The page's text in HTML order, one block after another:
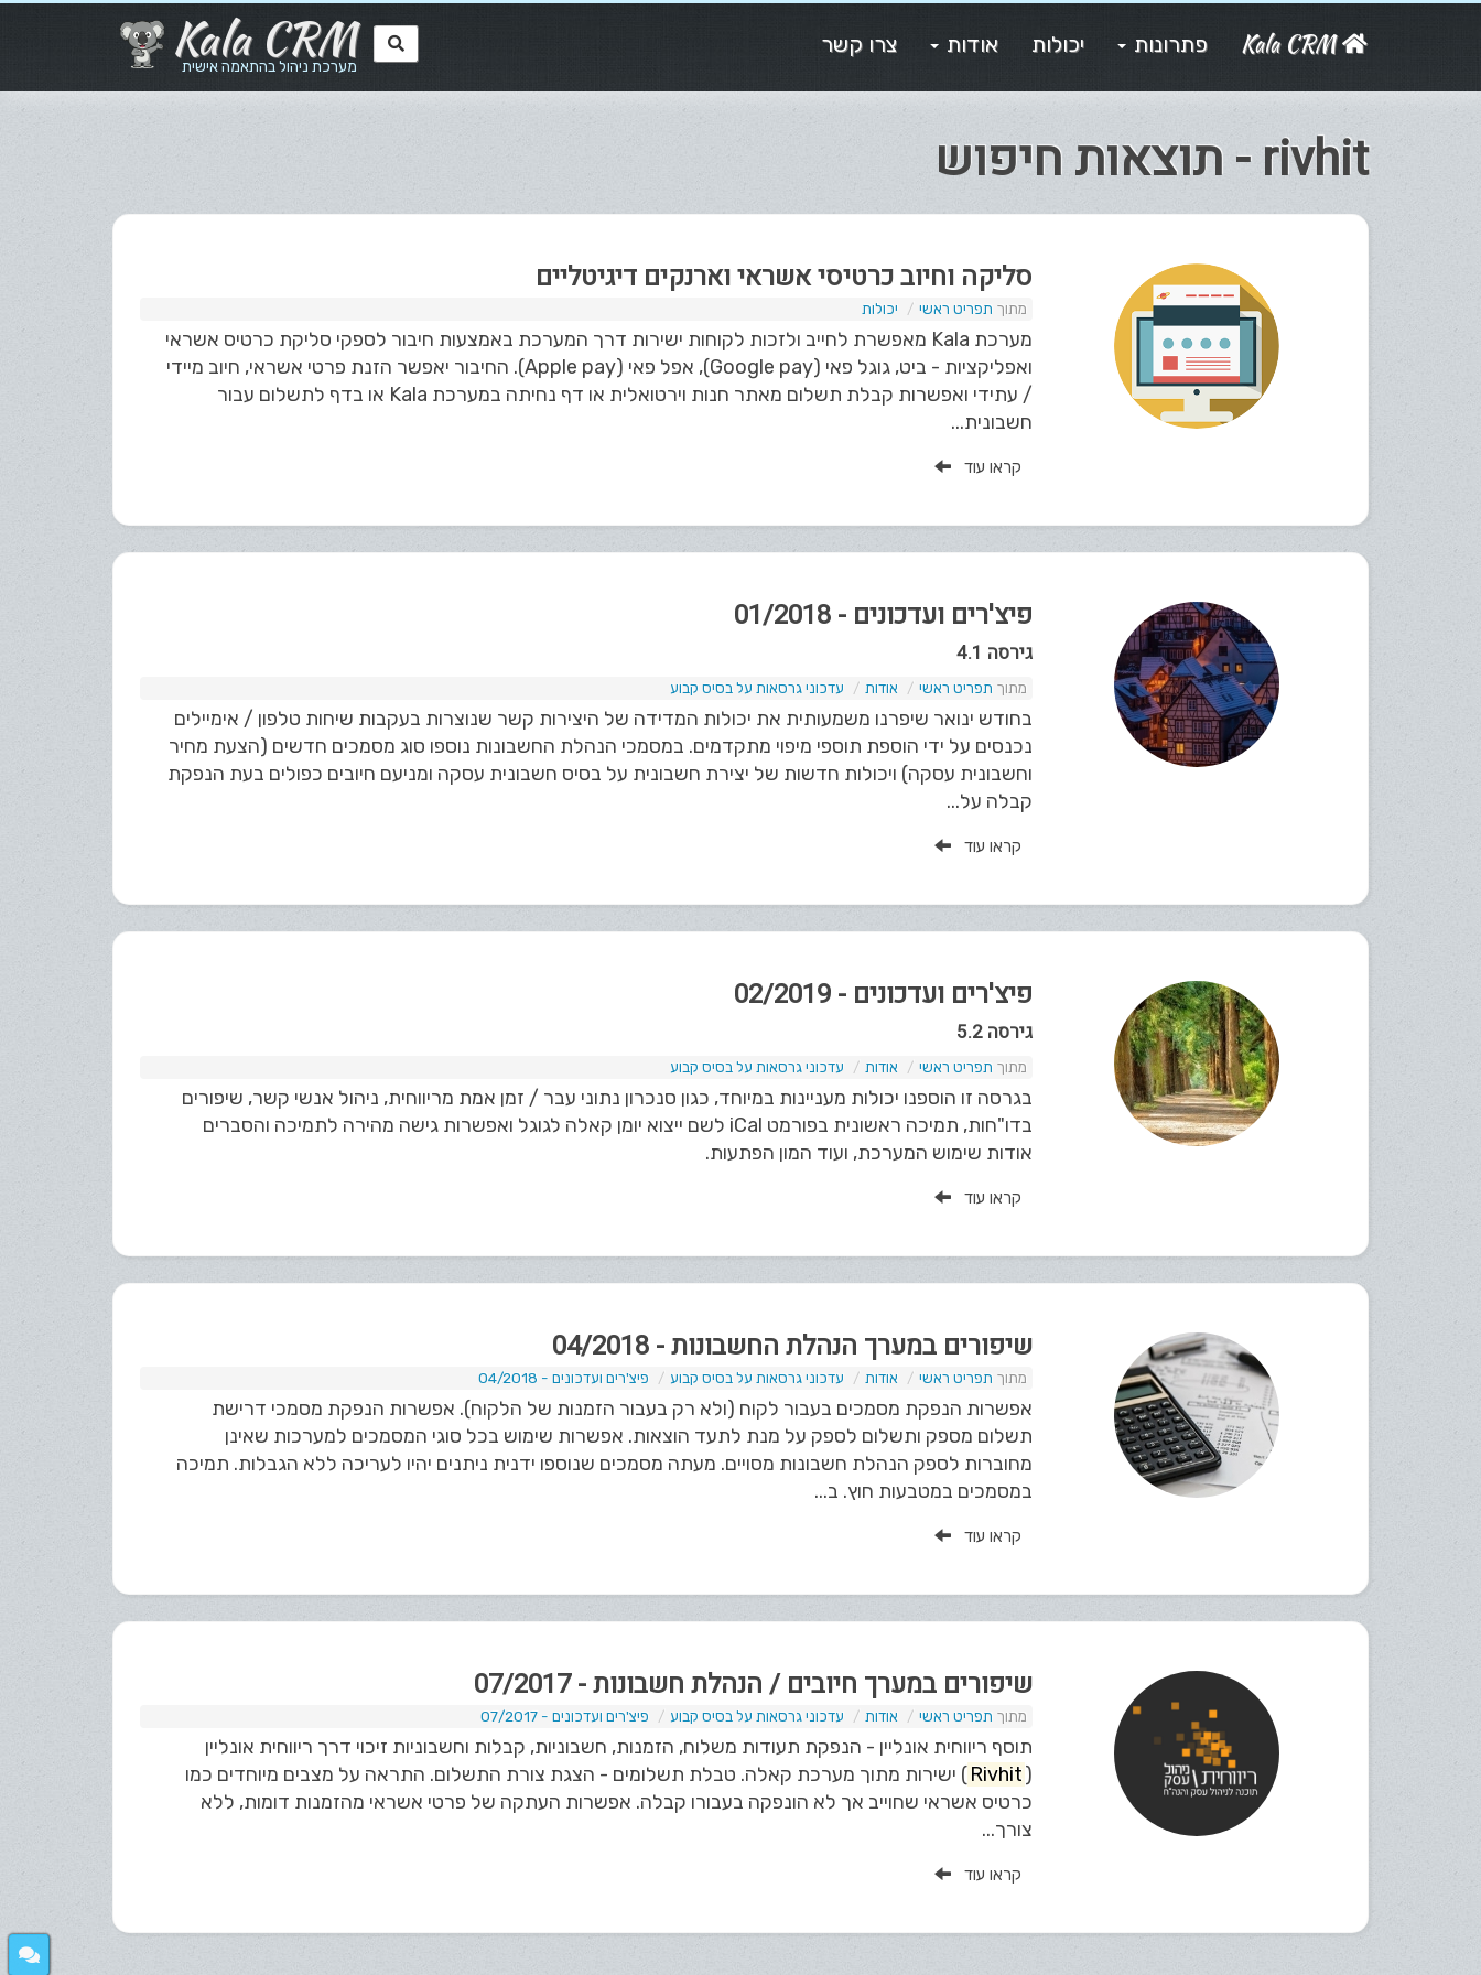
Kala CRM
מערכת ניהול בהתאמה אישית
Kala CRM פתרונות יכולות אודות צרו קשר
rivhit - תוצאות חיפוש
סליקה וחיוב כרטיסי אשראי וארנקים דיגיטליים
תפריט ראשי יכולות
מערכת Kala מאפשרת לחייב ולזכות לקוחות ישירות דרך המערכת באמצעות חיבור לספקי סליקת כרטיס אשראי
ואפליקציות - ביט, גוגל פאי (Google pay), אפל פאי (Apple pay). החיבור יאפשר הזנת פרטי אשראי, חיוב מיידי
/ עתידי ואפשרות קבלת תשלום מאתר חנות וירטואלית או דף נחיתה במערכת Kala או בדף לתשלום עבור
חשבונית...
קראו עוד
פיצ'רים ועדכונים - 01/2018
גירסה 4.1
תפריט ראשי אודות עדכוני גרסאות על בסיס קבוע
בחודש ינואר שיפרנו משמעותית את יכולות המדידה של היצירות קשר שנוצרות בעקבות שיחות טלפון / אימיילים
נכנסים על ידי הוספת תוספי מיפוי מתקדמים. במסמכי הנהלת החשבונות נוספו סוג מסמכים חדשים (הצעת מחיר
וחשבונית עסקה) ויכולות חדשות של יצירת חשבונית על בסיס חשבונית עסקה ומניעם חיובים כפולים בעת הנפקת
קבלה על...
קראו עוד
פיצ'רים ועדכונים - 02/2019
גירסה 5.2
תפריט ראשי אודות עדכוני גרסאות על בסיס קבוע
בגרסה זו הוספנו יכולות מעניינות במיוחד, כגון סנכרון נתוני עבר / זמן אמת מריווחית, ניהול אנשי קשר, שיפורים
בדו"חות, תמיכה ראשונית בפורמט iCal לשם ייצוא יומן קאלה לגוגל ואפשרות גישה מהירה לתמיכה והסברים
אודות שימוש המערכת, ועוד המון הפתעות.
קראו עוד
שיפורים במערך הנהלת החשבונות - 04/2018
תפריט ראשי אודות עדכוני גרסאות על בסיס קבוע פיצ'רים ועדכונים - 04/2018
אפשרות הנפקת מסמכים בעבור לקוח (ולא רק בעבור הזמנות של הלקוח). אפשרות הנפקת מסמכי דרישת
תשלום מספק ותשלום לספק על מנת לתעד הוצאות. אפשרות שימוש בכל סוגי המסמכים למערכות שאינן
מחוברות לספק הנהלת חשבונות מסויים. מעתה מסמכים שנוספו ידנית ניתנים יהיו לעריכה ללא הגבלות. תמיכה
במסמכים במטבעות חוץ. ב...
קראו עוד
שיפורים במערך חיובים / הנהלת חשבונות - 07/2017
תפריט ראשי אודות עדכוני גרסאות על בסיס קבוע פיצ'רים ועדכונים - 07/2017
תוסף ריווחית אונליין - הנפקת תעודות משלוח, הזמנות, חשבוניות, קבלות וחשבוניות זיכוי דרך ריווחית אונליין
(
Rivhit) ישירות מתוך מערכת קאלה. טבלת תשלומים - הצגת צורת התשלום. התראה על מצבים מיוחדים כמו
כרטיס אשראי שחוייב אך לא הונפקה בעבורו קבלה. אפשרות העתקה של פרטי אשראי מהזמנות דומות, ללא
צורך...
קראו עוד